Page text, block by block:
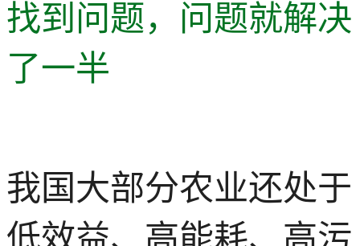
找到问题，问题就解决
了一半
我国大部分农业还处于
低效益、高能耗、高污